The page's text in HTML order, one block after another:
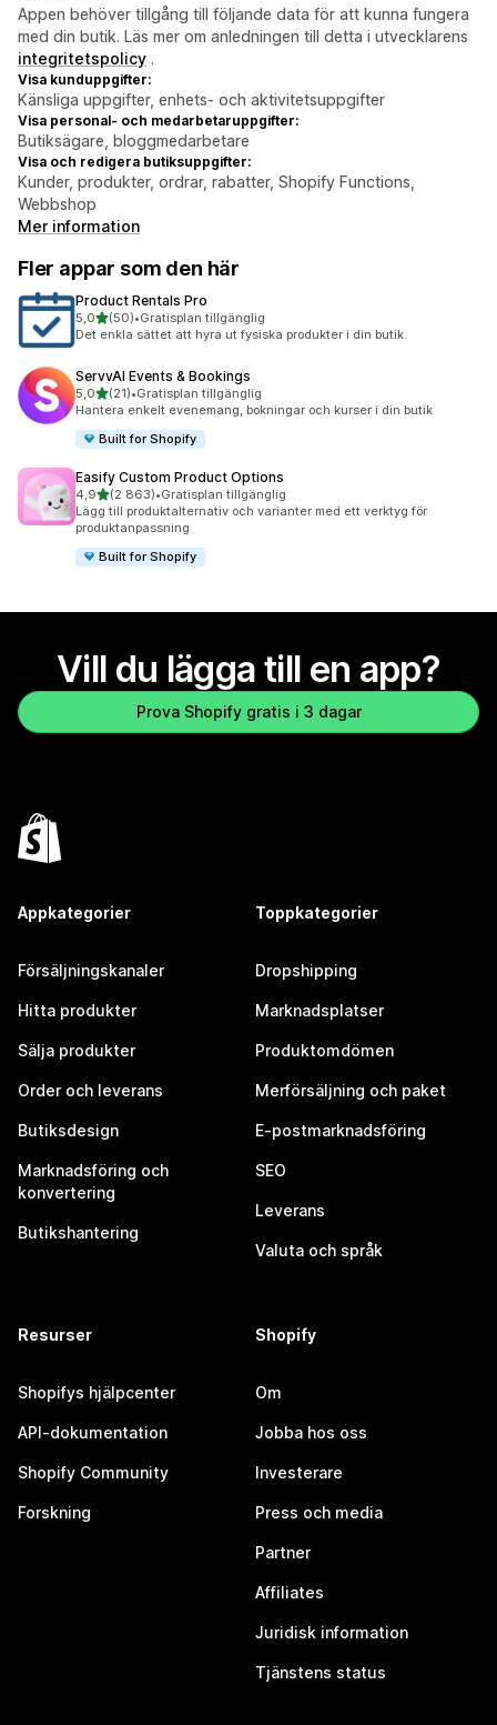
Appen behöver tillgång till följande data för att kunna fungera
med din butik. Läs mer om anledningen till detta i utvecklarens
integritetspolicy .
Visa kunduppgifter:
Känsliga uppgifter, enhets- och aktivitetsuppgifter
Visa personal- och medarbetaruppgifter:
Butiksägare, bloggmedarbetare
Visa och redigera butiksuppgifter:
Kunder, produkter, ordrar, rabatter, Shopify Functions,
Webbshop
Mer information
Fler appar som den här
Product Rentals Pro
5,0av 5 stjärnor
(50)
50 recensioner totalt
•Gratisplan tillgänglig
Det enkla sättet att hyra ut fysiska produkter i din butik.
ServvAI Events & Bookings
5,0av 5 stjärnor
(21)
21 recensioner totalt
•Gratisplan tillgänglig
Hantera enkelt evenemang, bokningar och kurser i din butik
Built for Shopify
Easify Custom Product Options
4,9av 5 stjärnor
(2 863)
2863 recensioner totalt
•Gratisplan tillgänglig
Lägg till produktalternativ och varianter med ett verktyg för
produktanpassning
Built for Shopify
Vill du lägga till en app?
Prova Shopify gratis i 3 dagar
Appkategorier
Försäljningskanaler
Hitta produkter
Sälja produkter
Order och leverans
Butiksdesign
Marknadsföring och
konvertering
Butikshantering
Toppkategorier
Dropshipping
Marknadsplatser
Produktomdömen
Merförsäljning och paket
E-postmarknadsföring
SEO
Leverans
Valuta och språk
Resurser
Shopifys hjälpcenter
API-dokumentation
Shopify Community
Forskning
Shopify
Om
Jobba hos oss
Investerare
Press och media
Partner
Affiliates
Juridisk information
Tjänstens status